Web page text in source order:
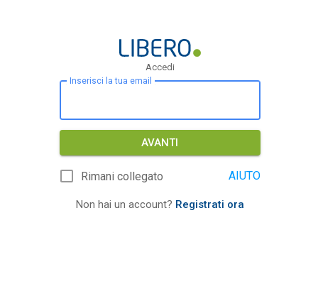
Accedi
Inserisci la tua email
AVANTI
Rimani collegato AIUTO
Non hai un account? Registrati ora